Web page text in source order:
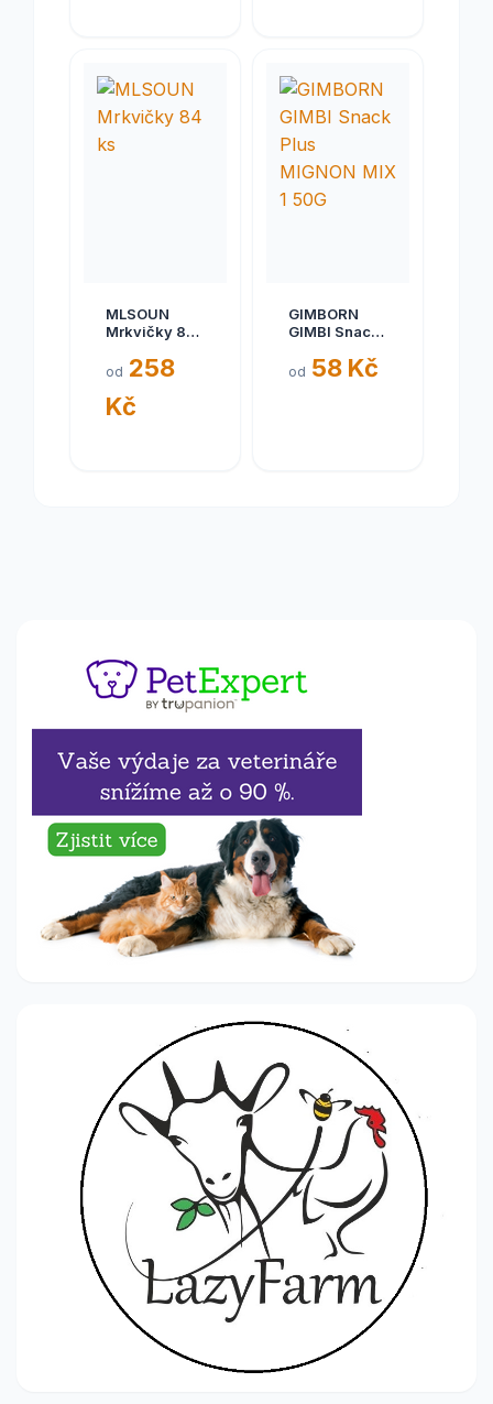
MLSOUN
Mrkvičky 84
od 258
Kč
GIMBORN
GIMBI Snack
MIX 1 50G
od 58 Kč